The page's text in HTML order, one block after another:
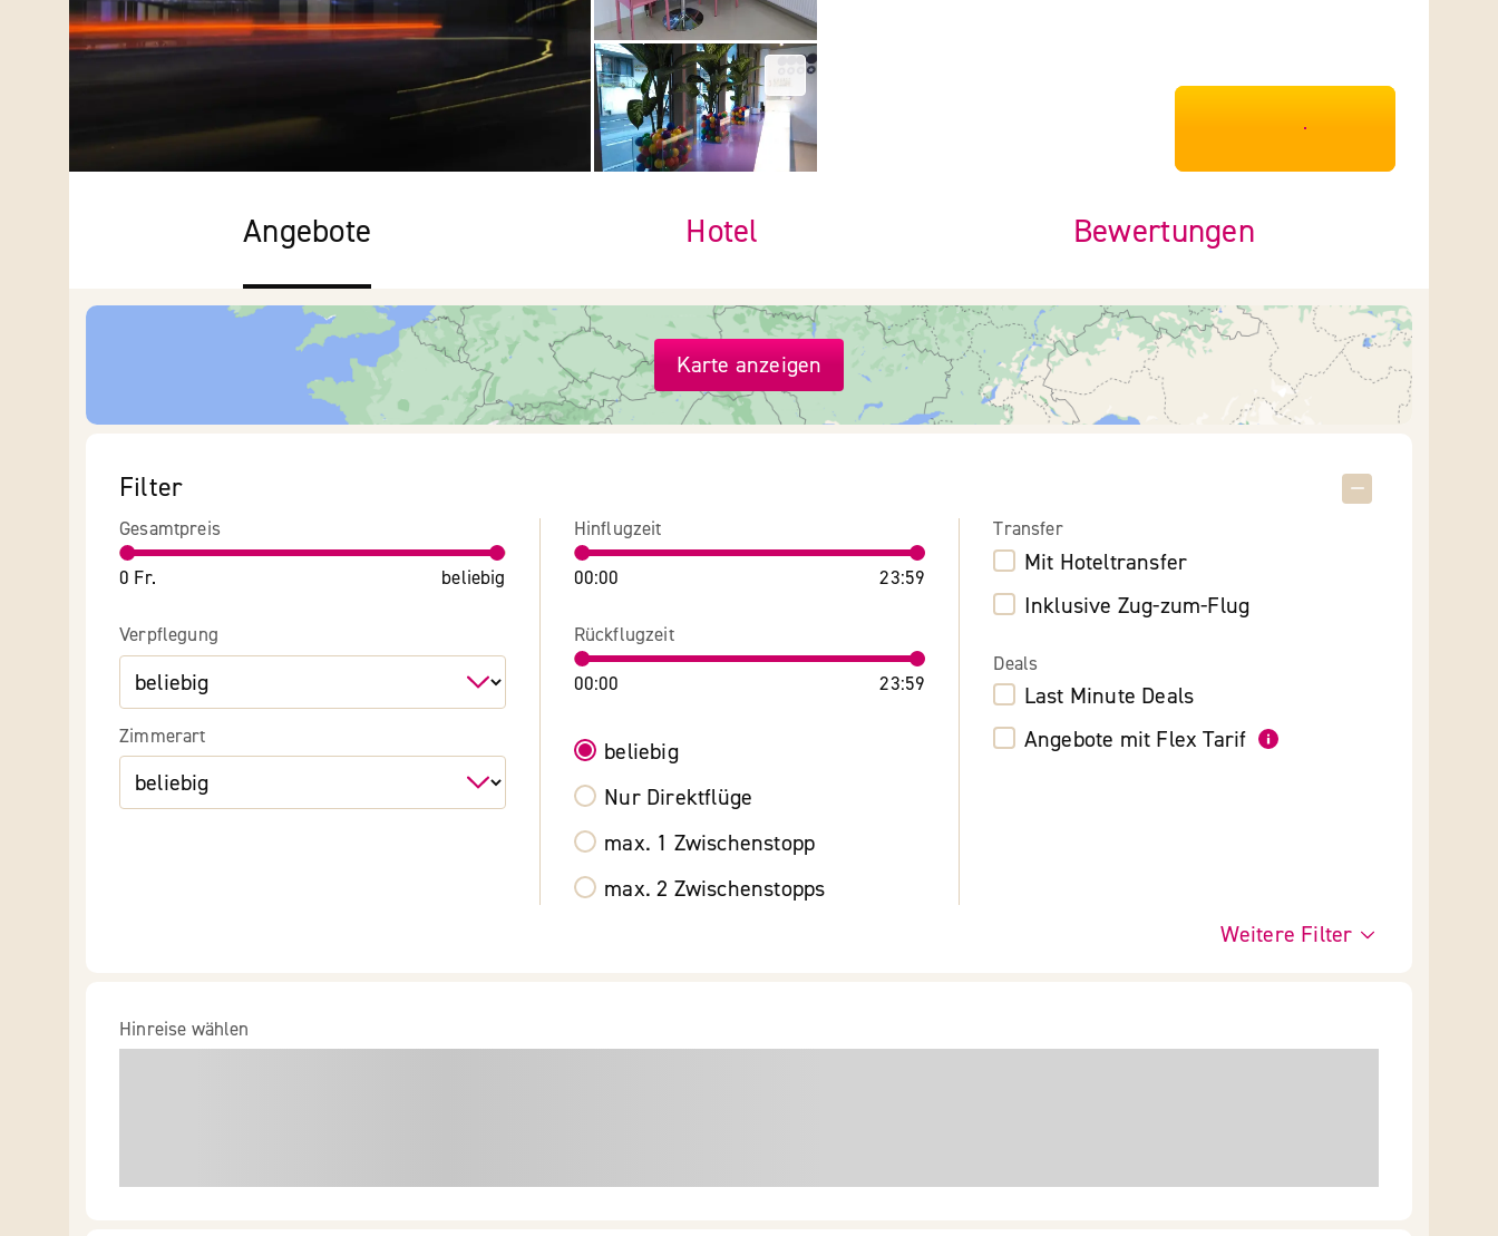
***************
Angebote Hotel Bewertungen
Karte anzeigen
Filter
Gesamtpreis
0 Fr. beliebig
Verpflegung
Zimmerart
Hinflugzeit
00:00 23:59
Rückflugzeit
00:00 23:59
beliebig
Nur Direktflüge
max. 1 Zwischenstopp
max. 2 Zwischenstopps
Transfer
Mit Hoteltransfer
Inklusive Zug-zum-Flug
Deals
Last Minute Deals
Angebote mit Flex Tarif
Weitere Filter
Hinreise wählen